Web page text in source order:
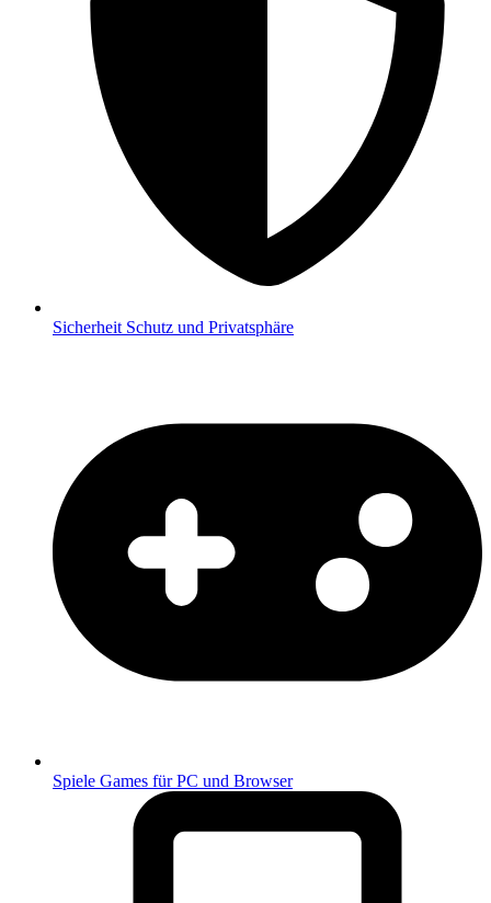
Sicherheit Schutz und Privatsphäre
Spiele Games für PC und Browser